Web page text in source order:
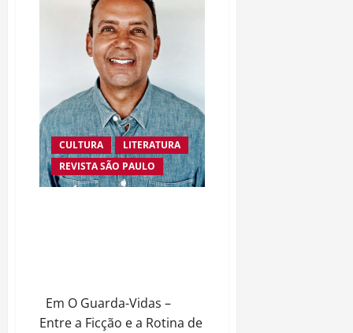
CRIANÇAS
DA
SUSTENTABILIDADE
CULTURA
LITERATURA
REVISTA SÃO PAULO
Em O Guarda-Vidas –
Entre a Ficção e a Rotina de